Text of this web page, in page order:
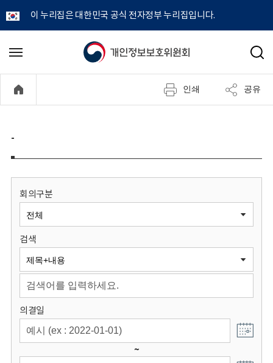
이 누리집은 대한민국 공식 전자정부 누리집입니다.
개
정
보
원
회
메
기
검
인쇄 공유
-
회의구분
검색
의결일
~